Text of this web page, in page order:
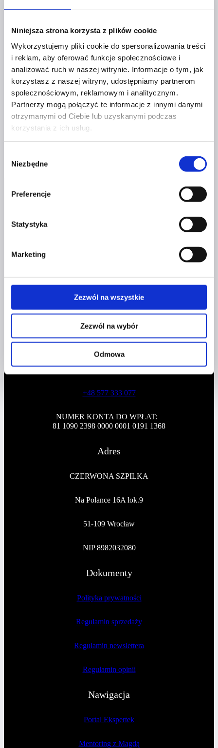
Niniejsza strona korzysta z plików cookie
Wykorzystujemy pliki cookie do spersonalizowania treści
i reklam, aby oferować funkcje społecznościowe i
analizować ruch w naszej witrynie. Informacje o tym, jak
korzystasz z naszej witryny, udostępniamy partnerom
społecznościowym, reklamowym i analitycznym.
Partnerzy mogą połączyć te informacje z innymi danymi
otrzymanymi od Ciebie lub uzyskanymi podczas
korzystania z ich usług.
zgody
Niezbędne
Preferencje
Statystyka
Marketing
Zezwól na wszystkie
Zezwól na wybór
Odmowa
PrzezMagdalena Szewczuk
dobra w networkingu. Przynajmniej nie od razu,
bo sztuki nawiązywania kontaktów można się
nauczyć. Jeśli jednak wciąż nie czujesz się pewnie,
spotykając nowe osoby, zastanówmy się wspólnie,
co Cię blokuje i jak możesz czerpać przyjemność
z networkingu.
–
Szpilka
Profil youtube Czerwona
Kontakt
kontakt@czerwonaszpilka.pl
+48 577 333 077
NUMER KONTA DO WPŁAT:
81 1090 2398 0000 0001 0191 1368
Adres
CZERWONA SZPILKA
Na Polance 16A lok.9
51-109 Wrocław
NIP 8982032080
Dokumenty
Polityka prywatności
Regulamin sprzedaży
Regulamin newslettera
Regulamin opinii
Nawigacja
Portal Ekspertek
Mentoring z Magdą